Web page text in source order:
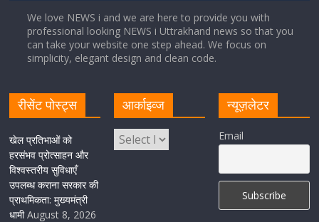
Cabinet Baithak: उत्तराखंड में श्रमिकों को हर महीने 7 तारीख
तक मिलेगी मजदूरी, ओवरटाइम पर मिलेगा दोगुना भुगतान
केंद्रीय रेल मंत्री ने मुख्यमंत्री के अनुरोध पर बनबसा रेलवे स्टेशन पर
अमृतसर–टनकपुर एक्सप्रेस के ठहराव को स्वीकृति
We love NEWS i and we are here to provide you with
professional looking NEWS i Uttrakhand news so that you
can take your website one step ahead. We focus on
simplicity, elegant design and clean code.
रीसेंट पोस्ट्स
खेल प्रतिभाओं को
हरसंभव प्रोत्साहन और
विश्वस्तरीय सुविधाएँ
उपलब्ध कराना सरकार की
प्राथमिकता: मुख्यमंत्री
धामी August 8, 2026
आर्काइव्ज न्यूज़लेटर
Email